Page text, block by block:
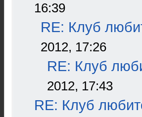
16:39
RE: Клуб
2012, 17:26
RE: Клуб
2012, 17:43
RE: Клуб